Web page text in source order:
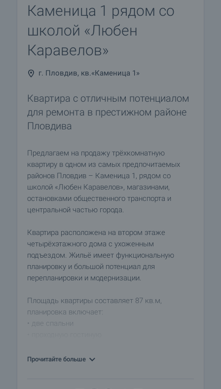
Каменица 1 рядом со
школой «Любен
Каравелов»
г. Пловдив, кв.«Каменица 1»
Квартира с отличным потенциалом
для ремонта в престижном районе
Пловдива
Предлагаем на продажу трёхкомнатную
квартиру в одном из самых предпочитаемых
районов Пловдив – Каменица 1, рядом со
школой «Любен Каравелов», магазинами,
остановками общественного транспорта и
центральной частью города.
Квартира расположена на втором этаже
четырёхэтажного дома с ухоженным
подъездом. Жильё имеет функциональную
планировку и большой потенциал для
перепланировки и модернизации.
Площадь квартиры составляет 87 кв.м,
планировка включает:
• две спальни
• ванную комнату с туалетом
Прочитайте больше